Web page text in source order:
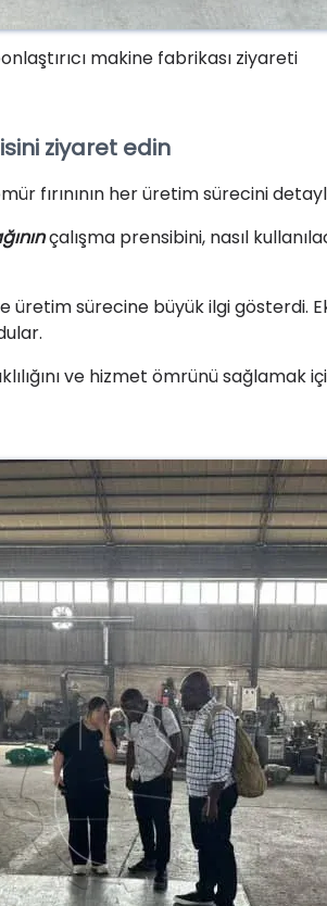
makine fabrikası ziyareti
ziyaret edin
fırınının her üretim sürecini
çalışma prensibini, nasıl
üretim sürecine büyük ilgi gösterdi.
ve hizmet ömrünü